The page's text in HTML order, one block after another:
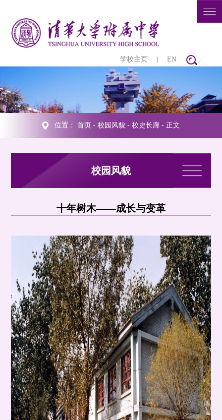
学校主页 EN
位置： 首页 - 校园风貌 - 校史长廊 - 正文
校园风貌
十年树木——成长与变革